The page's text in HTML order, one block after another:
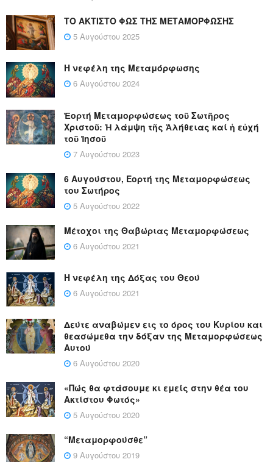
ΤΟ ΑΚΤΙΣΤΟ ΦΩΣ ΤΗΣ ΜΕΤΑΜΟΡΦΩΣΗΣ
5 Αυγούστου 2025
Η νεφέλη της Μεταμόρφωσης
6 Αυγούστου 2024
Ἑορτή Μεταμορφώσεως τοῦ Σωτῆρος
Χριστοῦ: Ἡ λάμψη τῆς Ἀλήθειας καί ἡ εὐχή
τοῦ Ἰησοῦ
7 Αυγούστου 2023
6 Αυγούστου, Εορτή της Μεταμορφώσεως
του Σωτήρος
5 Αυγούστου 2022
Μέτοχοι της Θαβώριας Μεταμορφώσεως
6 Αυγούστου 2021
Η νεφέλη της Δόξας του Θεού
6 Αυγούστου 2021
Δεύτε αναβώμεν εις το όρος του Κυρίου και
θεασώμεθα την δόξαν της Μεταμορφώσεως
Αυτού
6 Αυγούστου 2020
«Πώς θα φτάσουμε κι εμείς στην θέα του
Ακτίστου Φωτός»
5 Αυγούστου 2020
“Μεταμορφούσθε”
9 Αυγούστου 2019